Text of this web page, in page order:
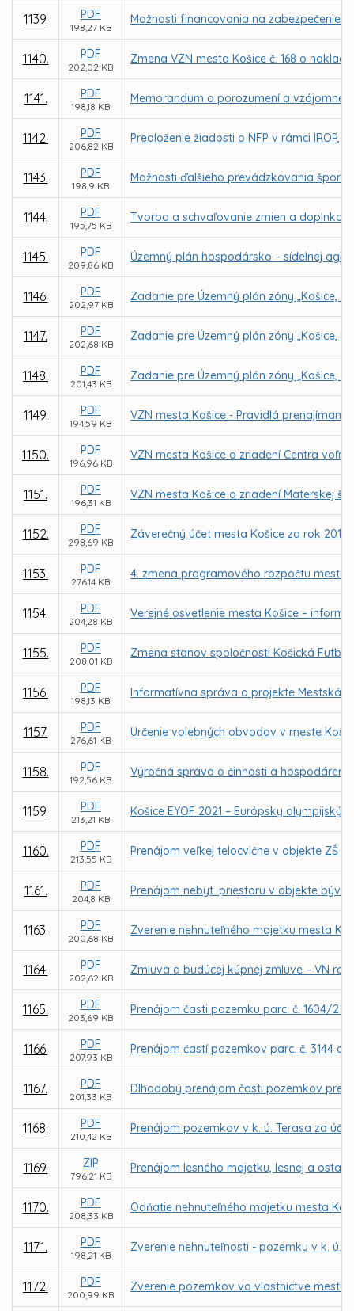
1139. PDF
198,27 KB
Možnosti financovania na zabezpečenie
1140. PDF
202,02 KB
Zmena VZN mesta Košice č. 168 o
1141. PDF
198,18 KB
Memorandum o porozumení a vzájomnej
1142. PDF
206,82 KB
Predloženie žiadosti o NFP v rámci
1143. PDF
198,9 KB
Možnosti ďalšieho prevádzkovania
1144. PDF
195,75 KB
Tvorba a schvaľovanie zmien a doplnkov
1145. PDF
209,86 KB
Územný plán hospodársko – sídelnej
1146. PDF
202,97 KB
Zadanie pre Územný plán zóny „Košice,
1147. PDF
202,68 KB
Zadanie pre Územný plán zóny „Košice,
1148. PDF
201,43 KB
Zadanie pre Územný plán zóny „Košice,
1149. PDF
194,59 KB
VZN mesta Košice - Pravidlá
1150. PDF
196,96 KB
VZN mesta Košice o zriadení Centra
1151. PDF
196,31 KB
VZN mesta Košice o zriadení Materskej
1152. PDF
298,69 KB
Záverečný účet mesta Košice za rok 2017
1153. PDF
276,14 KB
4. zmena programového rozpočtu mesta
1154. PDF
204,28 KB
Verejné osvetlenie mesta Košice –
1155. PDF
208,01 KB
Zmena stanov spoločnosti Košická
1156. PDF
198,13 KB
Informatívna správa o projekte Mestská
1157. PDF
276,61 KB
Určenie volebných obvodov v meste
1158. PDF
192,56 KB
Výročná správa o činnosti a hospodárení
1159. PDF
213,21 KB
Košice EYOF 2021 – Európsky
1160. PDF
213,55 KB
Prenájom veľkej telocvične v objekte ZŠ
1161. PDF
204,8 KB
Prenájom nebyt. priestoru v objekte
1163. PDF
200,68 KB
Zverenie nehnuteľného majetku mesta
1164. PDF
202,62 KB
Zmluva o budúcej kúpnej zmluve – VN
1165. PDF
203,69 KB
Prenájom časti pozemku parc. č. 1604/2
1166. PDF
207,93 KB
Prenájom častí pozemkov parc. č. 3144 a
1167. PDF
201,33 KB
Dlhodobý prenájom časti pozemkov pre
1168. PDF
210,42 KB
Prenájom pozemkov v k. ú. Terasa za
1169. ZIP
796,21 KB
Prenájom lesného majetku, lesnej a
1170. PDF
208,33 KB
Odňatie nehnuteľného majetku mesta
1171. PDF
198,21 KB
Zverenie nehnuteľnosti - pozemku v k. ú.
1172. PDF
200,99 KB
Zverenie pozemkov vo vlastníctve mesta